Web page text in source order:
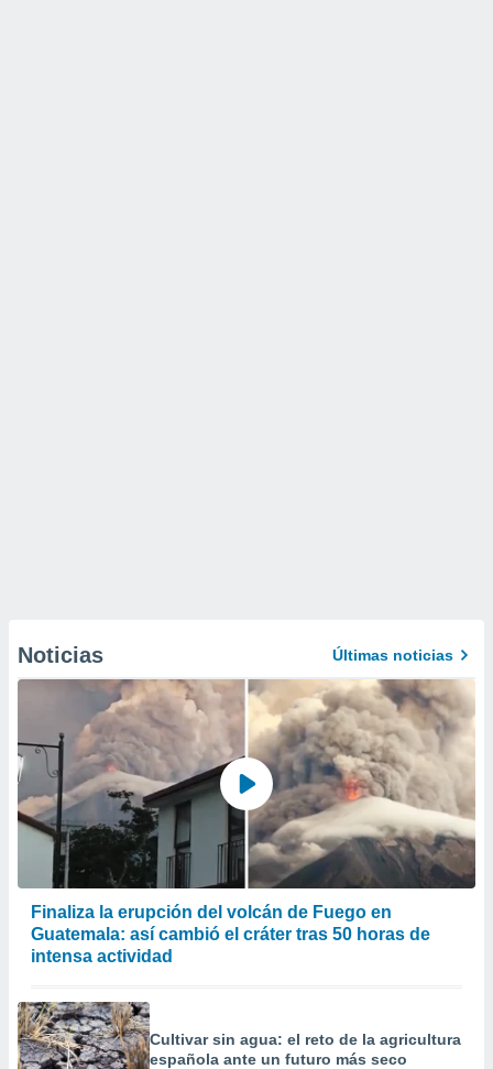
Noticias Últimas noticias
Finaliza la erupción del volcán de Fuego en
Guatemala: así cambió el cráter tras 50 horas de
intensa actividad
Cultivar sin agua: el reto de la agricultura
española ante un futuro más seco